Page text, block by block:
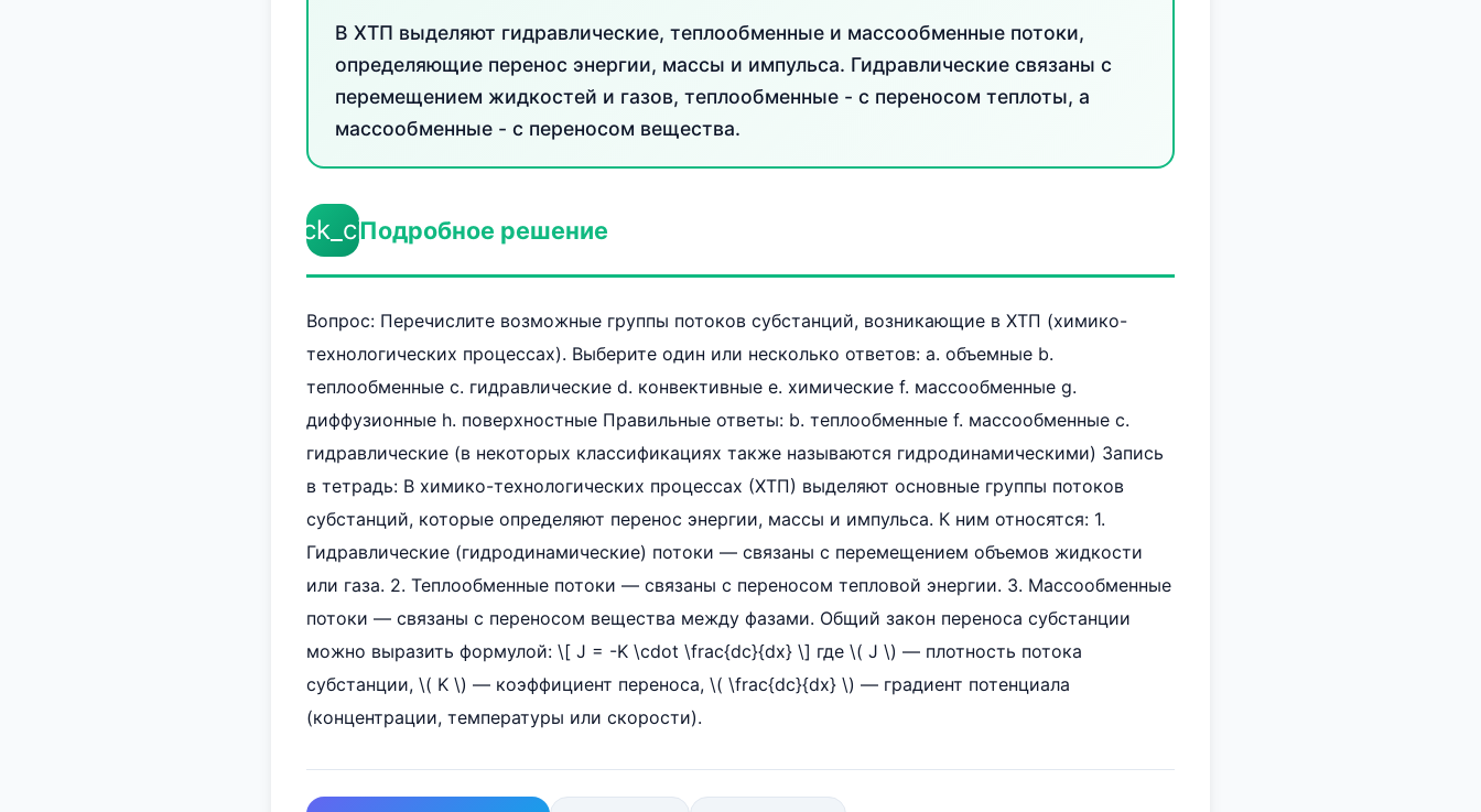
В ХТП выделяют гидравлические, теплообменные и массообменные потоки,
определяющие перенос энергии, массы и импульса. Гидравлические связаны с
перемещением жидкостей и газов, теплообменные - с переносом теплоты, а
массообменные - с переносом вещества.
check_circleПодробное решение
Вопрос: Перечислите возможные группы потоков субстанций, возникающие в ХТП (химико-
технологических процессах). Выберите один или несколько ответов: a. объемные b.
теплообменные c. гидравлические d. конвективные e. химические f. массообменные g.
диффузионные h. поверхностные Правильные ответы: b. теплообменные f. массообменные c.
гидравлические (в некоторых классификациях также называются гидродинамическими) Запись
в тетрадь: В химико-технологических процессах (ХТП) выделяют основные группы потоков
субстанций, которые определяют перенос энергии, массы и импульса. К ним относятся: 1.
Гидравлические (гидродинамические) потоки — связаны с перемещением объемов жидкости
или газа. 2. Теплообменные потоки — связаны с переносом тепловой энергии. 3. Массообменные
потоки — связаны с переносом вещества между фазами. Общий закон переноса субстанции
можно выразить формулой: \[ J = -K \cdot \frac{dc}{dx} \] где \( J \) — плотность потока
субстанции, \( K \) — коэффициент переноса, \( \frac{dc}{dx} \) — градиент потенциала
(концентрации, температуры или скорости).